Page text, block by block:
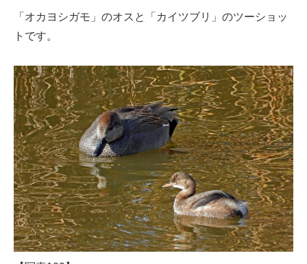
「オカヨシガモ」のオスと「カイツブリ」のツーショッ
トです。